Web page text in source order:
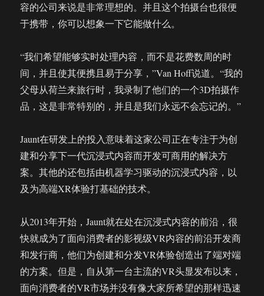
容的公司来说是非常理想的。并且这个拍摄台也很便
于携带，你可以想象一下它能做什么。
“我们希望能够实时处理内容，而不是花费数周的时
间，并且使其便携且易于分享，”Van Hoff说道。“我的
父母从荷兰来旅行时，我录制了他们的一个3D拍摄作
品，这是非常特别的，并且是我们永远不会忘记的。”
Jaunt在研发上的投入意味着这家公司正在专注于为创
建和分享下一代沉浸式内容而开发可商用的解决方
案。其他的还包括由机器学习驱动的沉浸式内容，以
及为高端XR体验打基础的技术。
从2013年开始，Jaunt就在处在沉浸式内容的前沿，很
快就成为了面向消费者的影视级VR内容的前沿开发商
和发行商，他们为创建和分发VR体验创造出了端对端
的方案。但是，自从第一台主流的VR头显发布以来，
面向消费者的VR市场并没有像大家所希望的那样迅速